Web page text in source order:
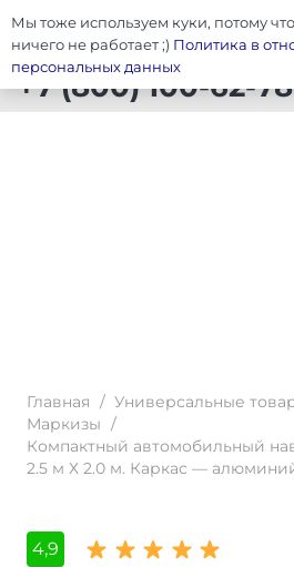
Тюнинг Универсальные
+7 (800) 100-62-78
Главная / Универсальные
Маркизы /
Компактный автомобильный
2.5 м Х 2.0 м. Каркас —
4,9
Мы тоже используем куки, потому
ничего не работает ;) Политика в
персональных данных